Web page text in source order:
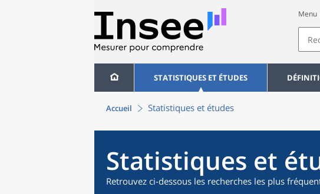
Menu
STATISTIQUES ET ÉTUDES
Accueil Statistiques et études
Statistiques et
Retrouvez ci-dessous les recherches les plus